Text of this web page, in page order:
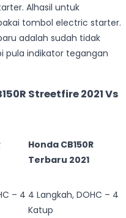
Alhasil untuk
tombol electric starter.
adalah sudah tidak
pula indikator tegangan
Streetfire 2021 Vs
Honda CB150R
Terbaru 2021
– 4 4 Langkah, DOHC – 4
Katup